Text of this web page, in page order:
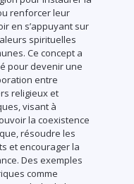
renforcer leur
en s’appuyant sur
spirituelles
Ce concept a
pour devenir une
entre
religieux et
visant à
la coexistence
résoudre les
et encourager la
Des exemples
comme